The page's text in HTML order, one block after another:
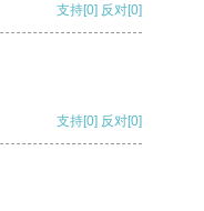
支持[0] 反对[0]
支持[0] 反对[0]